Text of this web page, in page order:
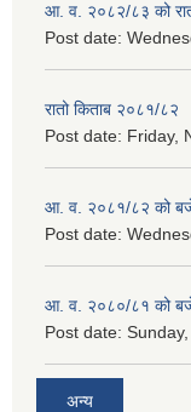
आ. व. २०८२/८३ को
Post date:
रातो किताब २०८१/८२
Post date: Friday,
आ. व. २०८१/८२ को
Post date:
आ. व. २०८०/८१ को
Post date:
अन्य